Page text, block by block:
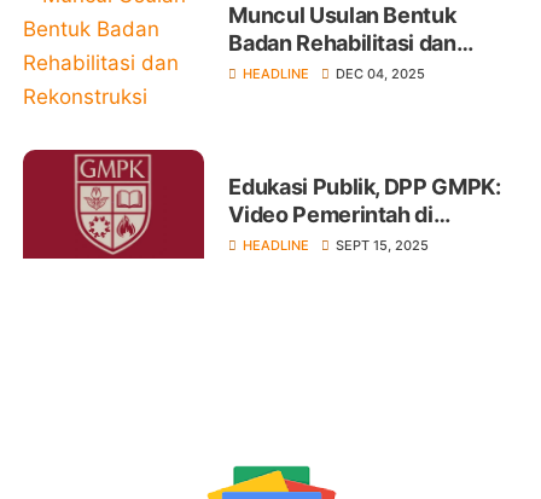
Muncul Usulan Bentuk
Badan Rehabilitasi dan
Rekonstruksi Sumatera
HEADLINE DEC 04, 2025
Edukasi Publik, DPP GMPK:
Video Pemerintah di
Bioskop Tidak Masalah
HEADLINE SEPT 15, 2025